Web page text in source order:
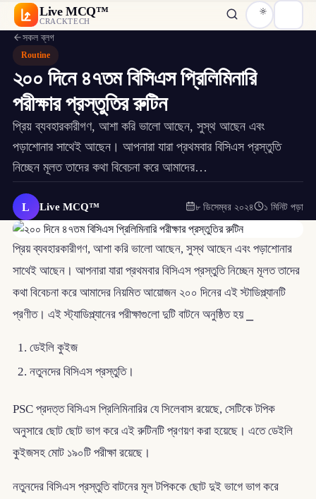
Live MCQ™
CRACKTECH
সকল ব্লগ
Routine
২০০ দিনে ৪৭তম বিসিএস প্রিলিমিনারি
পরীক্ষার প্রস্তুতির রুটিন
প্রিয় ব্যবহারকারীগণ, আশা করি ভালো আছেন, সুস্থ আছেন এবং
পড়াশোনার সাথেই আছেন। আপনারা যারা প্রথমবার বিসিএস প্রস্তুতি
নিচ্ছেন মূলত তাদের কথা বিবেচনা করে আমাদের…
L Live MCQ™ ৮ ডিসেম্বর ২০২৪ ১ মিনিট পড়া
প্রিয় ব্যবহারকারীগণ, আশা করি ভালো আছেন, সুস্থ আছেন এবং পড়াশোনার
সাথেই আছেন। আপনারা যারা প্রথমবার বিসিএস প্রস্তুতি নিচ্ছেন মূলত তাদের
কথা বিবেচনা করে আমাদের নিয়মিত আয়োজন ২০০ দিনের এই স্টাডিপ্ল্যানটি
প্রণীত। এই স্ট্যাডিপ্ল্যানের পরীক্ষাগুলো দুটি বাটনে অনুষ্ঠিত হয় ⎯
ডেইলি কুইজ
নতুনদের বিসিএস প্রস্তুতি।
PSC প্রদত্ত বিসিএস প্রিলিমিনারির যে সিলেবাস রয়েছে, সেটিকে টপিক
অনুসারে ছোট ছোট ভাগ করে এই রুটিনটি প্রণয়ণ করা হয়েছে। এতে ডেইলি
কুইজসহ মোট ১৯০টি পরীক্ষা রয়েছে।
নতুনদের বিসিএস প্রস্তুতি বাটনের মূল টপিককে ছোট দুই ভাগে ভাগ করে